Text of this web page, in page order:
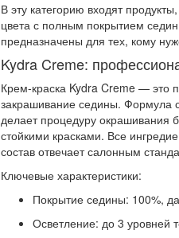
В эту категорию входят
цвета с полным покрытием
предназначены для тех, кому
Kydra Creme:
Крем-краска Kydra Creme — это
закрашивание седины. Формула
делает процедуру
стойкими красками. Все
состав отвечает салонным
Ключевые характеристики:
Покрытие седины: 100%,
Осветление: до 3 уровней